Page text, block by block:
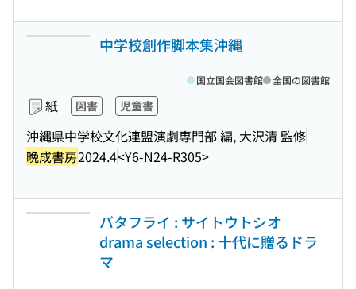
中学校創作脚本集沖縄
紙 図書 児童書
沖縄県中学校文化連盟演劇専門部 編, 大沢清 監修
晩成書房2024.4<Y6-N24-R305>
国立国会図書館 全国の図書館
バタフライ : サイトウトシオ
drama selection : 十代に贈るドラ
マ